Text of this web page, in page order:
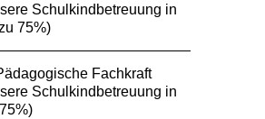
Schulkindbetreuung in
75%)
Fachkraft
Schulkindbetreuung in